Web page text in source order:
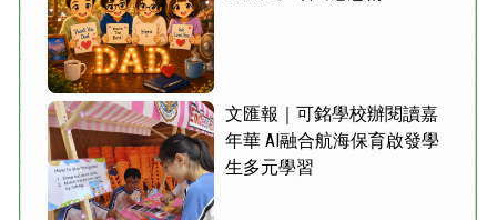
文匯報｜可銘學校辦閱讀嘉
年華 AI融合航海保育啟發學
生多元學習